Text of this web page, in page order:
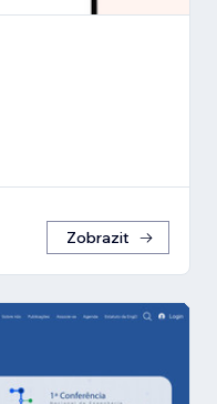
Zobrazit